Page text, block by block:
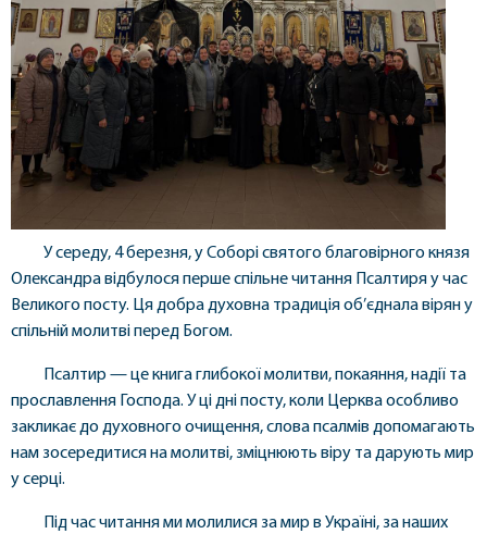
У середу, 4 березня, у Соборі святого благовірного князя
Олександра відбулося перше спільне читання Псалтиря у час
Великого посту. Ця добра духовна традиція об’єднала вірян у
спільній молитві перед Богом.
Псалтир — це книга глибокої молитви, покаяння, надії та
прославлення Господа. У ці дні посту, коли Церква особливо
закликає до духовного очищення, слова псалмів допомагають
нам зосередитися на молитві, зміцнюють віру та дарують мир
у серці.
Під час читання ми молилися за мир в Україні, за наших